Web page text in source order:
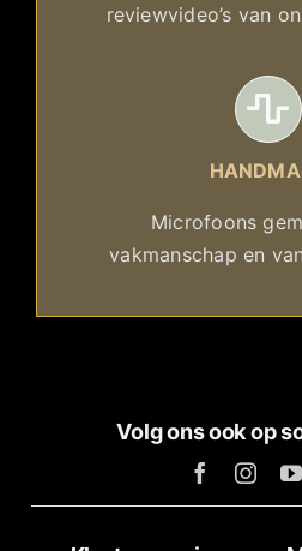
reviewvideo’s van
Microfoons
vakmanschap en
Volg ons ook op